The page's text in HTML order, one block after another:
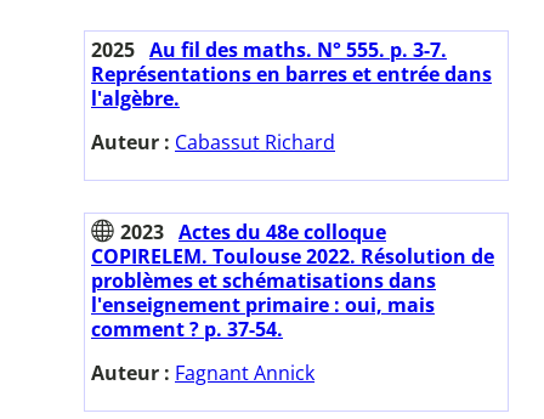
2025 Au fil des maths. N° 555. p. 3-7.
Représentations en barres et entrée dans
l'algèbre.
Auteur : Cabassut Richard
2023 Actes du 48e colloque
COPIRELEM. Toulouse 2022. Résolution de
problèmes et schématisations dans
l'enseignement primaire : oui, mais
comment ? p. 37-54.
Auteur : Fagnant Annick